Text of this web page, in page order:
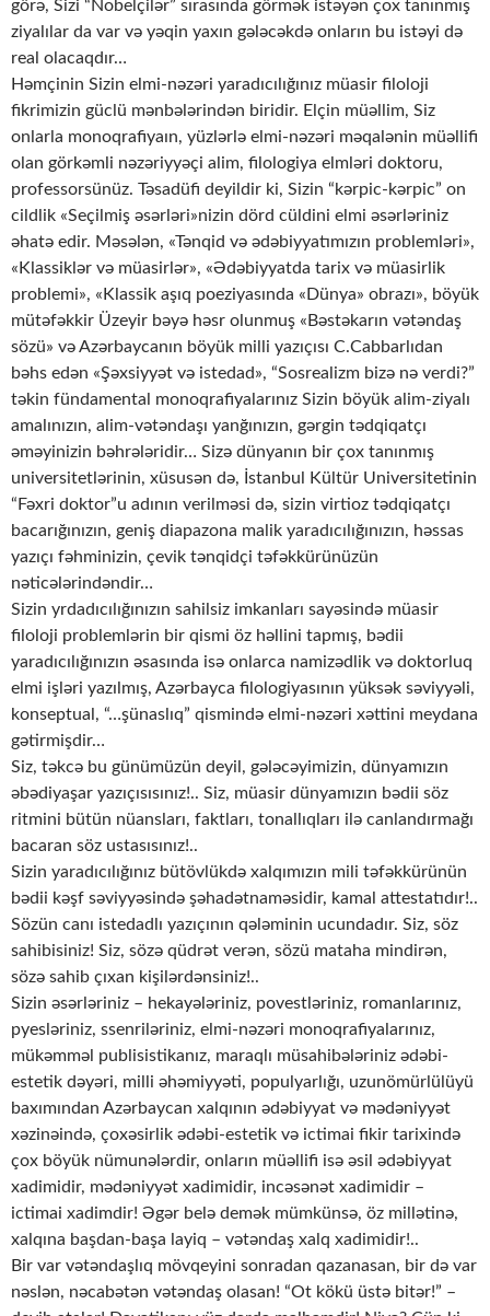
görə, Sizi “Nobelçilər” sırasında görmək istəyən çox tanınmış
ziyalılar da var və yəqin yaxın gələcəkdə onların bu istəyi də
real olacaqdır…
Həmçinin Sizin elmi-nəzəri yaradıcılığınız müasir filoloji
fikrimizin güclü mənbələrindən biridir. Elçin müəllim, Siz
onlarla monoqrafiyaın, yüzlərlə elmi-nəzəri məqalənin müəllifi
olan görkəmli nəzəriyyəçi alim, filologiya elmləri doktoru,
professorsünüz. Təsadüfi deyildir ki, Sizin “kərpic-kərpic” on
cildlik «Seçilmiş əsərləri»nizin dörd cüldini elmi əsərləriniz
əhatə edir. Məsələn, «Tənqid və ədəbiyyatımızın problemləri»,
«Klassiklər və müasirlər», «Ədəbiyyatda tarix və müasirlik
problemi», «Klassik aşıq poeziyasında «Dünya» obrazı», böyük
mütəfəkkir Üzeyir bəyə həsr olunmuş «Bəstəkarın vətəndaş
sözü» və Azərbaycanın böyük milli yazıçısı C.Cabbarlıdan
bəhs edən «Şəxsiyyət və istedad», “Sosrealizm bizə nə verdi?”
təkin fündamental monoqrafiyalarınız Sizin böyük alim-ziyalı
amalınızın, alim-vətəndaşı yanğınızın, gərgin tədqiqatçı
əməyinizin bəhrələridir… Sizə dünyanın bir çox tanınmış
universitetlərinin, xüsusən də, İstanbul Kültür Universitetinin
“Fəxri doktor”u adının verilməsi də, sizin virtioz tədqiqatçı
bacarığınızın, geniş diapazona malik yaradıcılığınızın, həssas
yazıçı fəhminizin, çevik tənqidçi təfəkkürünüzün
nəticələrindəndir…
Sizin yrdadıcılığınızın sahilsiz imkanları sayəsində müasir
filoloji problemlərin bir qismi öz həllini tapmış, bədii
yaradıcılığınızın əsasında isə onlarca namizədlik və doktorluq
elmi işləri yazılmış, Azərbayca filologiyasının yüksək səviyyəli,
konseptual, “…şünaslıq” qismində elmi-nəzəri xəttini meydana
gətirmişdir…
Siz, təkcə bu günümüzün deyil, gələcəyimizin, dünyamızın
əbədiyaşar yazıçısısınız!.. Siz, müasir dünyamızın bədii söz
ritmini bütün nüansları, faktları, tonallıqları ilə canlandırmağı
bacaran söz ustasısınız!..
Sizin yaradıcılığınız bütövlükdə xalqımızın mili təfəkkürünün
bədii kəşf səviyyəsində şəhadətnaməsidir, kamal attestatıdır!..
Sözün canı istedadlı yazıçının qələminin ucundadır. Siz, söz
sahibisiniz! Siz, sözə qüdrət verən, sözü mataha mindirən,
sözə sahib çıxan kişilərdənsiniz!..
Sizin əsərləriniz – hekayələriniz, povestləriniz, romanlarınız,
pyesləriniz, ssenriləriniz, elmi-nəzəri monoqrafiyalarınız,
mükəmməl publisistikanız, maraqlı müsahibələriniz ədəbi-
estetik dəyəri, milli əhəmiyyəti, populyarlığı, uzunömürlülüyü
baxımından Azərbaycan xalqının ədəbiyyat və mədəniyyət
xəzinəində, çoxəsirlik ədəbi-estetik və ictimai fikir tarixində
çox böyük nümunələrdir, onların müəllifi isə əsil ədəbiyyat
xadimidir, mədəniyyət xadimidir, incəsənət xadimidir –
ictimai xadimdir! Əgər belə demək mümkünsə, öz millətinə,
xalqına başdan-başa layiq – vətəndaş xalq xadimidir!..
Bir var vətəndaşlıq mövqeyini sonradan qazanasan, bir də var
nəslən, nəcabətən vətəndaş olasan! “Ot kökü üstə bitər!” –